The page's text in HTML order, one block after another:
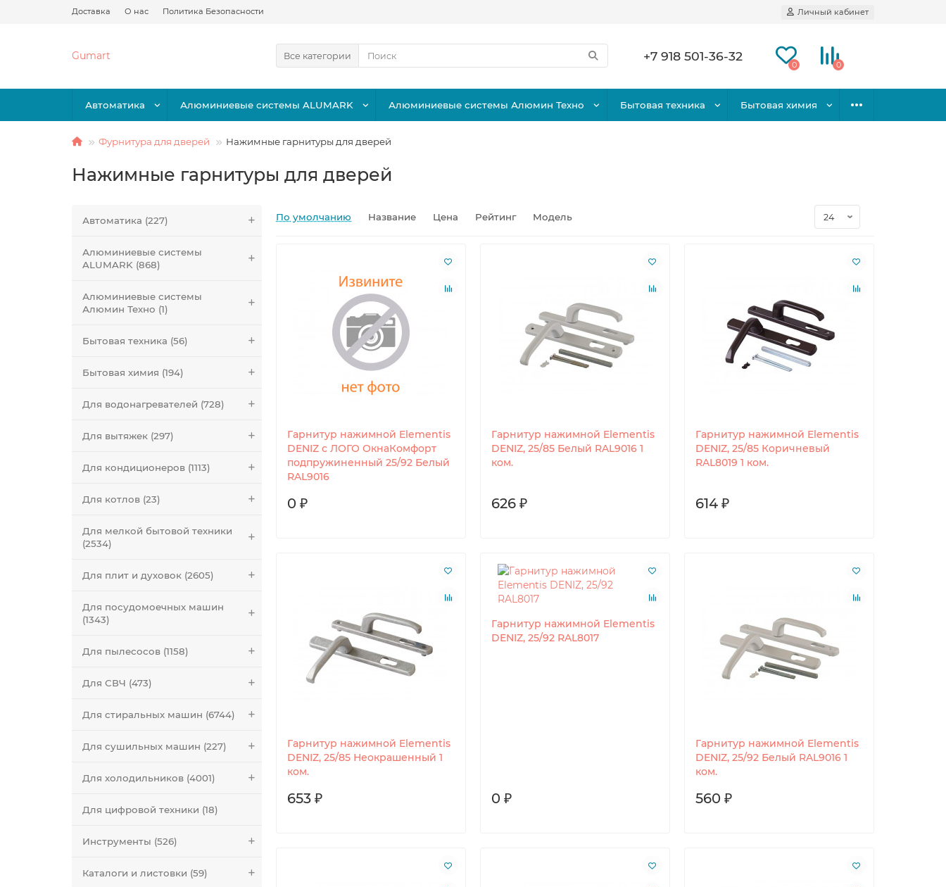
Доставка О нас Политика Безопасности Личный кабинет
Gumart Все категории +7 918 501-36-32
0 0
Автоматика Алюминиевые системы ALUMARK Алюминиевые системы Алюмин Техно Бытовая техника Бытовая химия
Фурнитура для дверей Нажимные гарнитуры для дверей
Нажимные гарнитуры для дверей
Автоматика (227)
Алюминиевые системы
ALUMARK (868)
Алюминиевые системы
Алюмин Техно (1)
Бытовая техника (56)
Бытовая химия (194)
Для водонагревателей (728)
Для вытяжек (297)
Для кондиционеров (1113)
Для котлов (23)
Для мелкой бытовой техники
(2534)
Для плит и духовок (2605)
Для посудомоечных машин
(1343)
Для пылесосов (1158)
Для СВЧ (473)
Для стиральных машин (6744)
Для сушильных машин (227)
Для холодильников (4001)
Для цифровой техники (18)
Инструменты (526)
Каталоги и листовки (59)
По умолчанию Название Цена Рейтинг Модель
Гарнитур нажимной Elementis
DENIZ с ЛОГО ОкнаКомфорт
подпружиненный 25/92 Белый
RAL9016
0 ₽
Гарнитур нажимной Elementis
DENIZ, 25/85 Белый RAL9016 1
ком.
626 ₽
Гарнитур нажимной Elementis
DENIZ, 25/85 Коричневый
RAL8019 1 ком.
614 ₽
Гарнитур нажимной Elementis
DENIZ, 25/85 Неокрашенный 1
ком.
653 ₽
Гарнитур нажимной Elementis
DENIZ, 25/92 RAL8017
0 ₽
Гарнитур нажимной Elementis
DENIZ, 25/92 Белый RAL9016 1
ком.
560 ₽